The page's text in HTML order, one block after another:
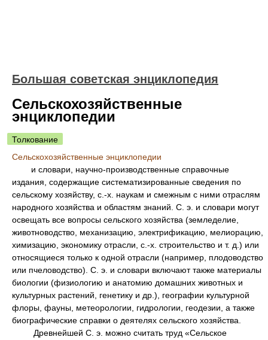
Большая советская энциклопедия
Сельскохозяйственные
энциклопедии
Толкование
Сельскохозяйственные энциклопедии
и словари, научно-производственные справочные
издания, содержащие систематизированные сведения по
сельскому хозяйству, с.-х. наукам и смежным с ними отраслям
народного хозяйства и областям знаний. С. э. и словари могут
освещать все вопросы сельского хозяйства (земледелие,
животноводство, механизацию, электрификацию, мелиорацию,
химизацию, экономику отрасли, с.-х. строительство и т. д.) или
относящиеся только к одной отрасли (например, плодоводство
или пчеловодство). С. э. и словари включают также материалы
биологии (физиологию и анатомию домашних животных и
культурных растений, генетику и др.), географии культурной
флоры, фауны, метеорологии, гидрологии, геодезии, а также
биографические справки о деятелях сельского хозяйства.
Древнейшей С. э. можно считать труд «Сельское